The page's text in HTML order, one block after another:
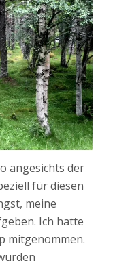
angesichts der
für diesen
meine
Ich hatte
mitgenommen.